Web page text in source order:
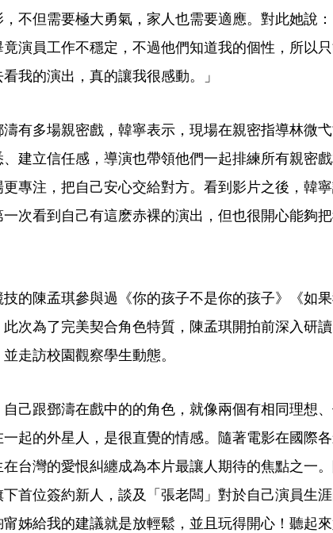
不但需要極大勇氣，家人也需要適應。對此她說
演員工作不穩定，不過他們知道我的個性，所以
我的演出，真的讓我很感動。」
有多場親密戲，韓寧表示，現場在親密指導林微
建立信任感，導演也帶領他們一起排練所有親密
專注，把自己安心交給對方。看到影片之後，韓
次看到自己有這麽赤裸的演出，但也很開心能夠
的陳孟琪參與過《你的孩子不是你的孩子》《如
次為了完美契合角色特質，陳孟琪開拍前深入研
走訪校園觀察學生動態。
己跟鄧濤在戲中的的角色，就像兩個有相同理想
起的外星人，是很直覺的情感。隨著電影在國際
台灣的愛恨糾纏成為本片最讓人期待的焦點之一
首位簽約新人，談及「張老闆」對於自己演員生
姊給我的建議就是放輕鬆，並且玩得開心！聽起